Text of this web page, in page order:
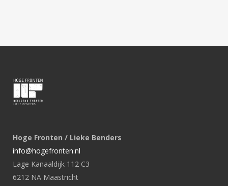
Hoge Fronten / Lieke Benders
info@hogefronten.nl
Lage Kanaaldijk 112 C3
6212 NA Maastricht